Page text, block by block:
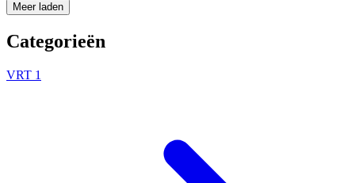
Meer laden
Categorieën
VRT 1